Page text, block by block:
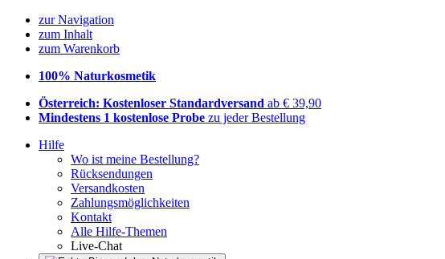
zur Navigation
zum Inhalt
zum Warenkorb
100% Naturkosmetik
Österreich: Kostenloser Standardversand ab € 39,90
Mindestens 1 kostenlose Probe zu jeder Bestellung
Hilfe
Wo ist meine Bestellung?
Rücksendungen
Versandkosten
Zahlungsmöglichkeiten
Kontakt
Alle Hilfe-Themen
Live-Chat